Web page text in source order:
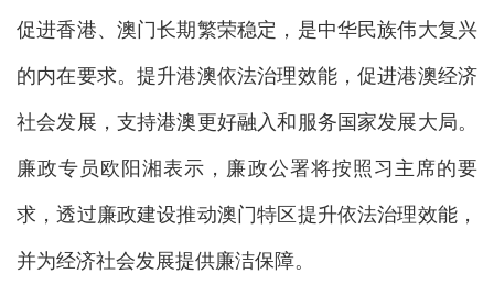
促进香港、澳门长期繁荣稳定，是中华民族伟大复兴
的内在要求。提升港澳依法治理效能，促进港澳经济
社会发展，支持港澳更好融入和服务国家发展大局。
廉政专员欧阳湘表示，廉政公署将按照习主席的要
求，透过廉政建设推动澳门特区提升依法治理效能，
并为经济社会发展提供廉洁保障。